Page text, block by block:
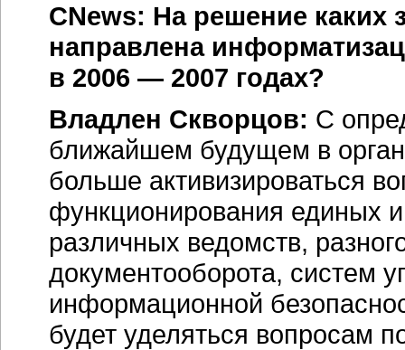
CNews: На решение каких
направлена
в 2006 — 2007 годах?
Владлен Скворцов: С
ближайшем будущем в
больше активизироваться
функционирования единых
различных ведомств,
документооборота, систем
информационной
будет уделяться вопросам